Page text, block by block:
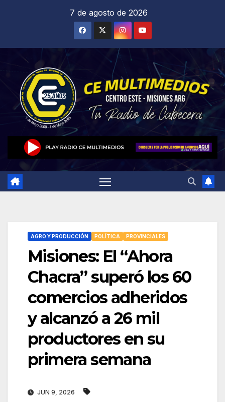
7 de agosto de 2026
AGRO Y PRODUCCIÓN POLÍTICA PROVINCIALES
Misiones: El “Ahora
Chacra” superó los 60
comercios adheridos
y alcanzó a 26 mil
productores en su
primera semana
JUN 9, 2026